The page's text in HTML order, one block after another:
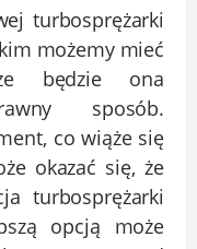
turbosprężarki
możemy mieć
będzie ona
sposób.
co wiąże się
okazać się, że
turbosprężarki
opcją może